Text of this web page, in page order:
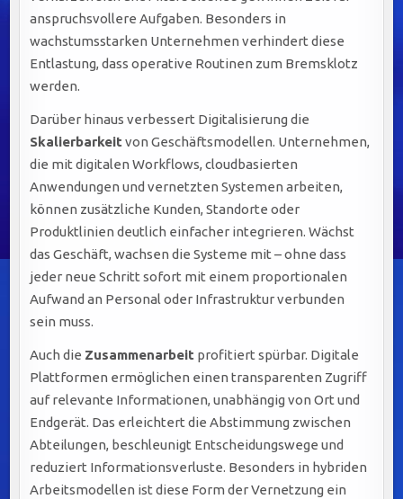
anspruchsvollere Aufgaben. Besonders in
wachstumsstarken Unternehmen verhindert diese
Entlastung, dass operative Routinen zum Bremsklotz
werden.
Darüber hinaus verbessert Digitalisierung die
Skalierbarkeit von Geschäftsmodellen. Unternehmen,
die mit digitalen Workflows, cloudbasierten
Anwendungen und vernetzten Systemen arbeiten,
können zusätzliche Kunden, Standorte oder
Produktlinien deutlich einfacher integrieren. Wächst
das Geschäft, wachsen die Systeme mit – ohne dass
jeder neue Schritt sofort mit einem proportionalen
Aufwand an Personal oder Infrastruktur verbunden
sein muss.
Auch die Zusammenarbeit profitiert spürbar. Digitale
Plattformen ermöglichen einen transparenten Zugriff
auf relevante Informationen, unabhängig von Ort und
Endgerät. Das erleichtert die Abstimmung zwischen
Abteilungen, beschleunigt Entscheidungswege und
reduziert Informationsverluste. Besonders in hybriden
Arbeitsmodellen ist diese Form der Vernetzung ein